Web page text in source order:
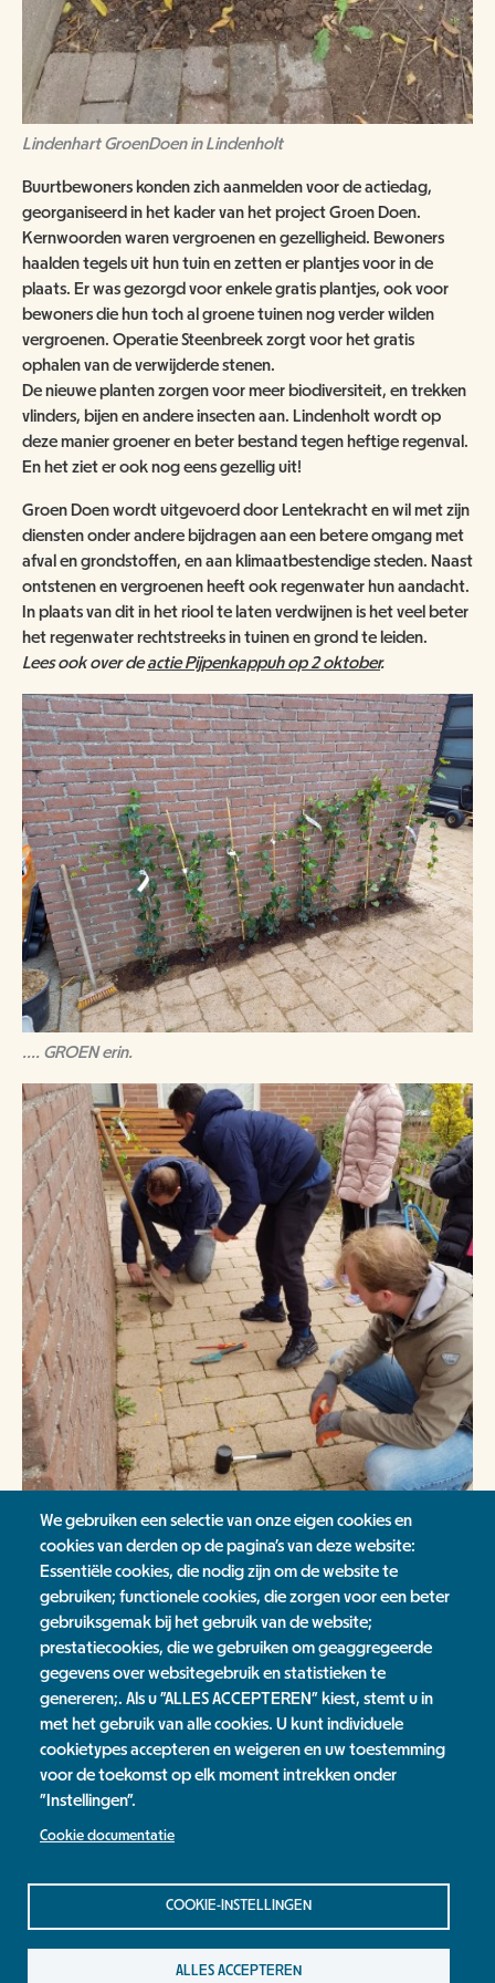
We gebruiken een selectie van onze eigen cookies en
cookies van derden op de pagina's van deze website:
Essentiële cookies, die nodig zijn om de website te
gebruiken; functionele cookies, die zorgen voor een beter
gebruiksgemak bij het gebruik van de website;
prestatiecookies, die we gebruiken om geaggregeerde
gegevens over websitegebruik en statistieken te
genereren;. Als u "ALLES ACCEPTEREN" kiest, stemt u in
met het gebruik van alle cookies. U kunt individuele
cookietypes accepteren en weigeren en uw toestemming
voor de toekomst op elk moment intrekken onder
"Instellingen".
Cookie documentatie
COOKIE-INSTELLINGEN
ALLES ACCEPTEREN
Lindenhart GroenDoen in Lindenholt
Buurtbewoners konden zich aanmelden voor de actiedag,
georganiseerd in het kader van het project Groen Doen.
Kernwoorden waren vergroenen en gezelligheid. Bewoners
haalden tegels uit hun tuin en zetten er plantjes voor in de
plaats. Er was gezorgd voor enkele gratis plantjes, ook voor
bewoners die hun toch al groene tuinen nog verder wilden
vergroenen. Operatie Steenbreek zorgt voor het gratis
ophalen van de verwijderde stenen.
De nieuwe planten zorgen voor meer biodiversiteit, en trekken
vlinders, bijen en andere insecten aan. Lindenholt wordt op
deze manier groener en beter bestand tegen heftige regenval.
En het ziet er ook nog eens gezellig uit!
Groen Doen wordt uitgevoerd door Lentekracht en wil met zijn
diensten onder andere bijdragen aan een betere omgang met
afval en grondstoffen, en aan klimaatbestendige steden. Naast
ontstenen en vergroenen heeft ook regenwater hun aandacht.
In plaats van dit in het riool te laten verdwijnen is het veel beter
het regenwater rechtstreeks in tuinen en grond te leiden.
Lees ook over deactie Pijpenkappuh op 2 oktober.
.... GROEN erin.
Stenen eruit .....
Groenmakers bewoners Nieuws
Nieuwsoverzicht
Jaarverslag
Colofon